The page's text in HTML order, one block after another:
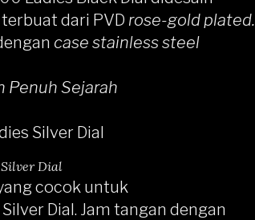
terbuat dari PVD rose-gold plated.
case stainless steel
Penuh Sejarah
Dial
cocok untuk
Dial. Jam tangan dengan